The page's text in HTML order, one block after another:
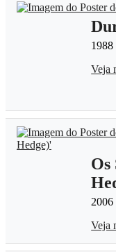
Veja
Os
Veja